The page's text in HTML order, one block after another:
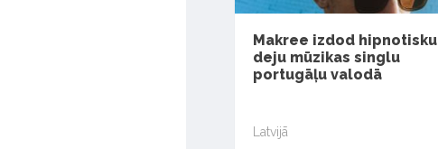
Makree izdod hipnotisku
deju mūzikas singlu
portugāļu valodā
Latvijā